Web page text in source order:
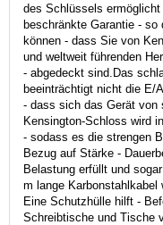
des Schlüssels
beschränkte Garantie -
können - dass Sie von
und weltweit führenden
- abgedeckt sind.Das
beeinträchtigt nicht die E/
- dass sich das Gerät von
Kensington-Schloss wird
- sodass es die strengen
Bezug auf Stärke -
Belastung erfüllt und
m lange Karbonstahlkabel
Eine Schutzhülle hilft -
Schreibtische und Tische